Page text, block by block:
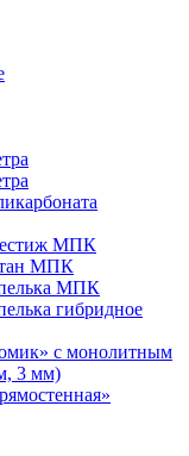
МПК
МПК
МПК
гибридное
с монолитным
3 мм)